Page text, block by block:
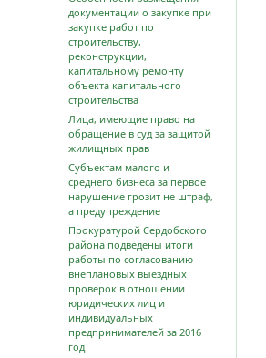
документации о закупке при
закупке работ по
строительству,
реконструкции,
капитальному ремонту
объекта капитального
строительства
Лица, имеющие право на
обращение в суд за защитой
жилищных прав
Субъектам малого и
среднего бизнеса за первое
нарушение грозит не штраф,
а предупреждение
Прокуратурой Сердобского
района подведены итоги
работы по согласованию
внеплановых выездных
проверок в отношении
юридических лиц и
индивидуальных
предпринимателей за 2016
год